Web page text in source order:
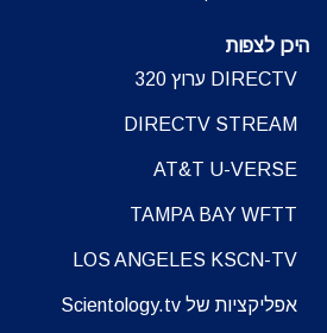
היכן לצפות
DIRECTV ערוץ 320
DIRECTV STREAM
AT&T U-VERSE
TAMPA BAY WFTT
LOS ANGELES KSCN-TV
אפליקציות של Scientology.tv